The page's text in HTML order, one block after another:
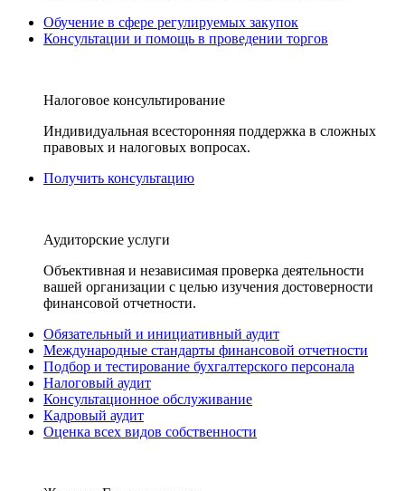
Обучение в сфере регулируемых закупок
Консультации и помощь в проведении торгов
Налоговое консультирование
Индивидуальная всесторонняя поддержка в сложных
правовых и налоговых вопросах.
Получить консультацию
Аудиторские услуги
Объективная и независимая проверка деятельности
вашей организации с целью изучения достоверности
финансовой отчетности.
Обязательный и инициативный аудит
Международные стандарты финансовой отчетности
Подбор и тестирование бухгалтерского персонала
Налоговый аудит
Консультационное обслуживание
Кадровый аудит
Оценка всех видов собственности